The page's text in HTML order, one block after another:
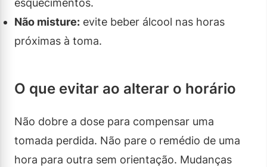
esquecimentos.
Não misture: evite beber álcool nas horas
próximas à toma.
O que evitar ao alterar o horário
Não dobre a dose para compensar uma
tomada perdida. Não pare o remédio de uma
hora para outra sem orientação. Mudanças